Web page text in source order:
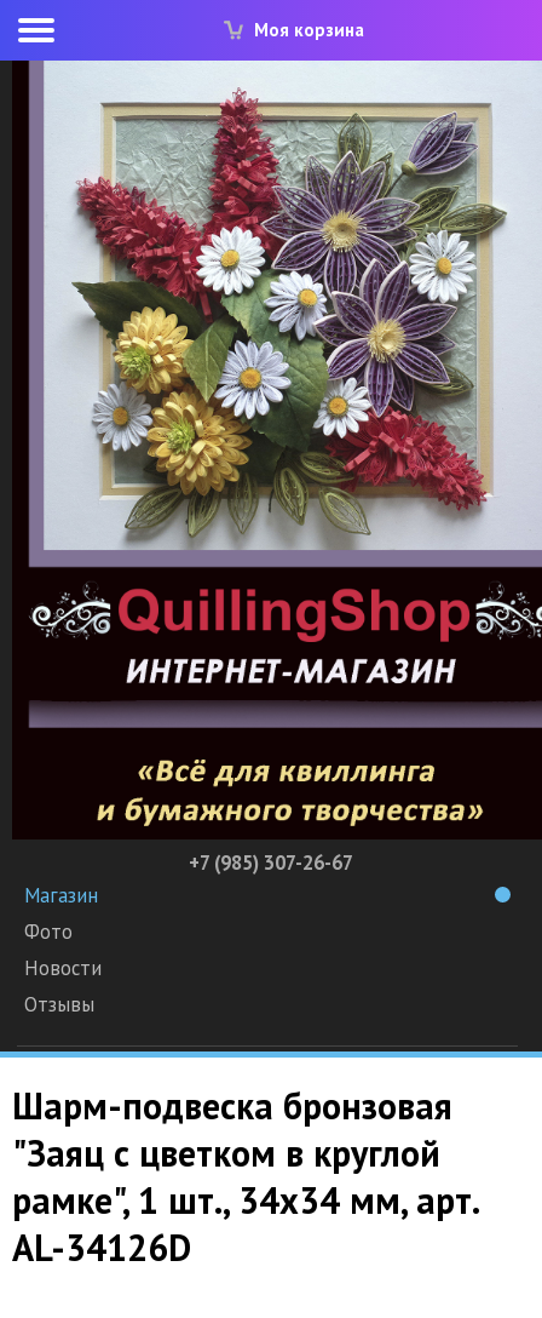
Моя корзина
+7 (985) 307-26-67
Магазин
Фото
Новости
Отзывы
Шарм-подвеска бронзовая
"Заяц с цветком в круглой
рамке", 1 шт., 34х34 мм, арт.
AL-34126D